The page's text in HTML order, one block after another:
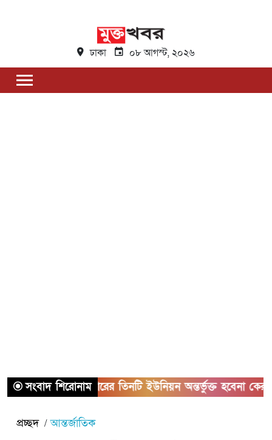
ঢাকা ০৮ আগস্ট, ২০২৬
সংবাদ শিরোনাম
সাভারের তিনটি ইউনিয়ন অন্তর্ভুক্ত হবেনা
প্রচ্ছদ আন্তর্জাতিক